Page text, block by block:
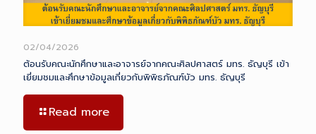
02/04/2026
ต้อนรับคณะนักศึกษาและอาจารย์จากคณะศิลปศาสตร์ มทร. ธัญบุรี เข้า
เยี่ยมชมและศึกษาข้อมูลเกี่ยวกับพิพิธภัณฑ์บัว มทร. ธัญบุรี
Read more